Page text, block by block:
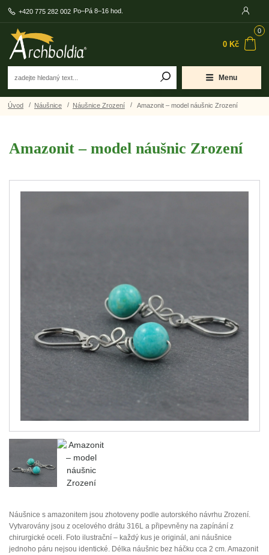
Menu
+420 775 282 002 Po–Pá 8–16 hod.
0
0 Kč
Úvod Náušnice Náušnice Zrození Amazonit – model náušnic Zrození
Amazonit – model náušnic Zrození
Náušnice s amazonitem jsou zhotoveny podle autorského návrhu Zrození.
Vytvarovány jsou z ocelového drátu 316L a připevněny na zapínání z
chirurgické oceli. Foto ilustrační – každý kus je originál, ani náušnice
jednoho páru nejsou identické. Délka náušnic bez háčku cca 2 cm. Amazonit